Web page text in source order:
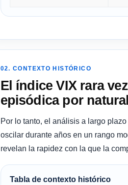
02. CONTEXTO HISTÓRICO
El índice VIX rara
episódica por
Por lo tanto, el análisis a largo
oscilar durante años en un rango
revelan la rapidez con la que la
Tabla de contexto histórico